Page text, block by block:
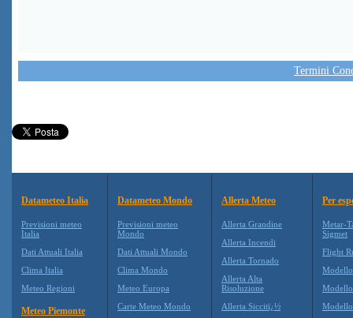
Termini
Datameteo Italia
Previsioni meteo
Italia
Dati Attuali Italia
Clima Italia
Meteo Regioni
Meteo Piemonte
Datameteo Mondo
Previsioni meteo
Mondo
Dati Attuali Mondo
Clima Mondo
Meteo Europa
Carte Meteo Mondo
Allerta Meteo
Allerta Grandine
Allerta Incendi
Allerta Tornado
Allerta Alta
Risoluzione
Allerta Siccitï¿½
Per
Metar-
Sigmet
Flight
Modello